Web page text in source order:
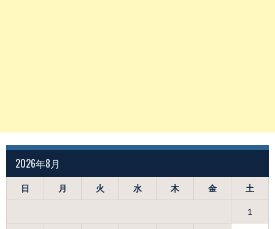
2026年8月
日 月 火 水 木 金 土
1